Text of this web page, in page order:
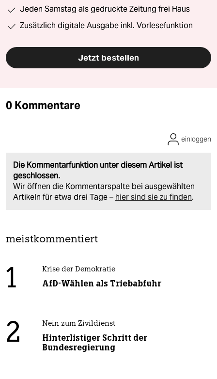
Jeden Samstag als gedruckte Zeitung frei Haus
Zusätzlich digitale Ausgabe inkl. Vorlesefunktion
Jetzt bestellen
0 Kommentare
Die Kommentarfunktion unter diesem Artikel ist
geschlossen.
Wir öffnen die Kommentarspalte bei ausgewählten
Artikeln für etwa drei Tage – hier sind sie zu finden.
einloggen
meistkommentiert
1 Krise der Demokratie
AfD-Wählen als Triebabfuhr
2 Nein zum Zivildienst
Hinterlistiger Schritt der
Bundesregierung